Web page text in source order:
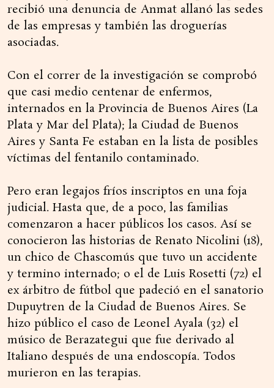
recibió una denuncia de Anmat allanó las sedes
de las empresas y también las droguerías
asociadas.
Con el correr de la investigación se comprobó
que casi medio centenar de enfermos,
internados en la Provincia de Buenos Aires (La
Plata y Mar del Plata); la Ciudad de Buenos
Aires y Santa Fe estaban en la lista de posibles
víctimas del fentanilo contaminado.
Pero eran legajos fríos inscriptos en una foja
judicial. Hasta que, de a poco, las familias
comenzaron a hacer públicos los casos. Así se
conocieron las historias de Renato Nicolini (18),
un chico de Chascomús que tuvo un accidente
y termino internado; o el de Luis Rosetti (72) el
ex árbitro de fútbol que padeció en el sanatorio
Dupuytren de la Ciudad de Buenos Aires. Se
hizo público el caso de Leonel Ayala (32) el
músico de Berazategui que fue derivado al
Italiano después de una endoscopía. Todos
murieron en las terapias.